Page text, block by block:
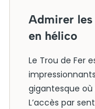
Admirer les
en hélico
Le Trou de Fer
gigantesque
L’accès par